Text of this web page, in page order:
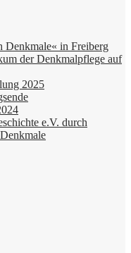
Denkmale« in Freiberg
der Denkmalpflege auf
2025
e.V. durch